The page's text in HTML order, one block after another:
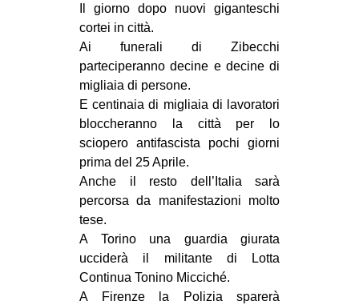
tw
bsky
ms
SEARCH
Il giorno dopo nuovi giganteschi
cortei in città.
Ai funerali di Zibecchi
parteciperanno decine e decine di
migliaia di persone.
E centinaia di migliaia di lavoratori
bloccheranno la città per lo
sciopero antifascista pochi giorni
prima del 25 Aprile.
Anche il resto dell’Italia sarà
percorsa da manifestazioni molto
tese.
A Torino una guardia giurata
ucciderà il militante di Lotta
Continua Tonino Micciché.
A Firenze la Polizia sparerà